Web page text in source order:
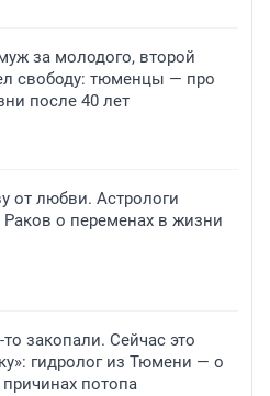
за молодого, второй
свободу: тюменцы — про
после 40 лет
от любви. Астрологи
о переменах в жизни
закопали. Сейчас это
гидролог из Тюмени — о
потопа